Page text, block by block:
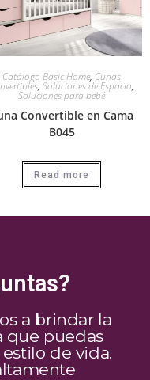
Catálogo Basic Home, Cunas
, Soluciones de Espacio,
Soluciones para bebé
Convertible en Cama
B045
Read more
a brindar la
que puedas
de vida.